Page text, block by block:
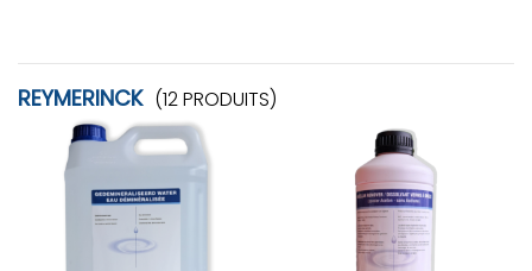
REYMERINCK (12 PRODUITS)